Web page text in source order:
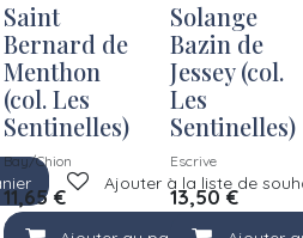
Ajouter à la liste de
Saint
Bernard de
Menthon
(col. Les
Sentinelles)
Bay/Chion
11,65€
Solange
Bazin de
Jessey (col.
Les
Sentinelles)
Escrive
13,50€